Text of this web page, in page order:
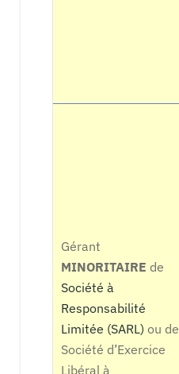
Gérant
MINORITAIRE de
Société à
Responsabilité
Limitée (SARL) ou de
Société d’Exercice
Libéral à